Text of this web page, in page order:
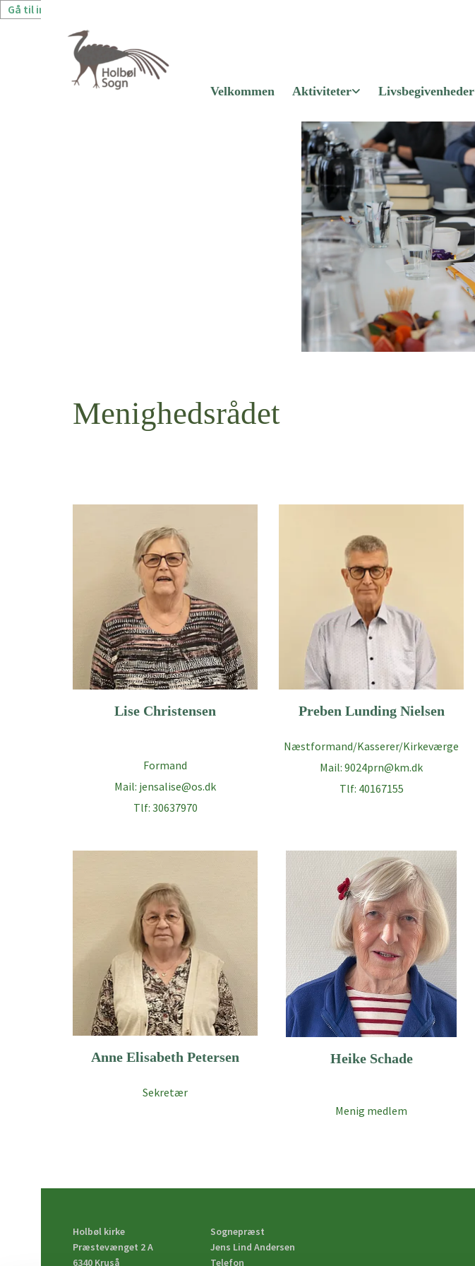
Gå til indhold
Velkommen Aktiviteter Livsbegivenheder
Menighedsrådet
Lise Christensen
Formand
Mail: jensalise@os.dk
Tlf: 30637970
Preben Lunding Nielsen
Næstformand/Kasserer/Kirkeværge
Mail: 9024prn@km.dk
Tlf: 40167155
Anne Elisabeth Petersen
Sekretær
Heike Schade
Menig medlem
Holbøl kirke
Præstevænget 2 A
6340 Kruså
Sognepræst
Jens Lind Andersen
Telefon